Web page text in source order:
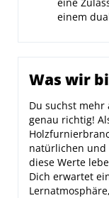
einem
Was wir
Du suchst mehr
genau richtig!
natürlichen und
diese Werte
Dich erwartet